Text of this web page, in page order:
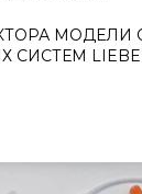
МОДЕЛИ